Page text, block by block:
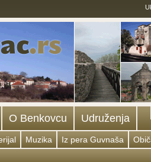
O Benkovcu Udruženja
Muzika Iz pera Guvnaša